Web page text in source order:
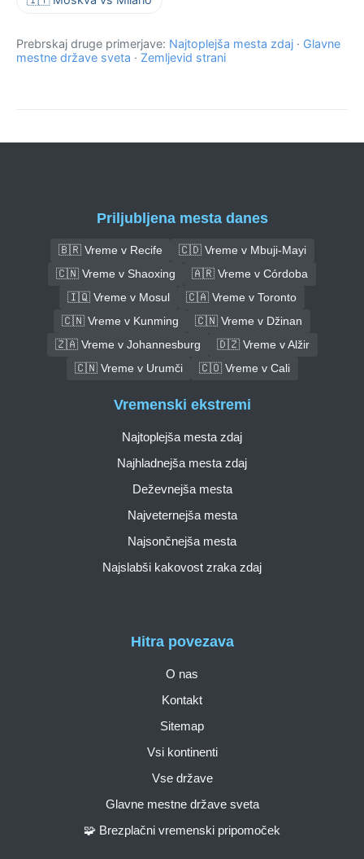
Prebrskaj druge primerjave: Najtoplejša mesta zdaj · Glavne
mestne države sveta · Zemljevid strani
Priljubljena mesta danes
🇧🇷 Vreme v Recife
🇨🇩 Vreme v Mbuji-Mayi
🇨🇳 Vreme v Shaoxing
🇦🇷 Vreme v Córdoba
🇮🇶 Vreme v Mosul
🇨🇦 Vreme v Toronto
🇨🇳 Vreme v Kunming
🇨🇳 Vreme v Džinan
🇿🇦 Vreme v Johannesburg
🇩🇿 Vreme v Alžir
🇨🇳 Vreme v Urumči
🇨🇴 Vreme v Cali
Hitra povezava
O nas
Kontakt
Sitemap
Vsi kontinenti
Vse države
Glavne mestne države sveta
🧩 Brezplačni vremenski pripomoček
Vremenski ekstremi
Najtoplejša mesta zdaj
Najhladnejša mesta zdaj
Deževnejša mesta
Najveternejša mesta
Najsončnejša mesta
Najslabši kakovost zraka zdaj